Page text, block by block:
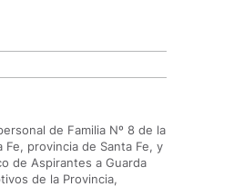
de Familia Nº 8 de la
Fe, provincia de Santa Fe, y
de Aspirantes a Guarda
de la Provincia,